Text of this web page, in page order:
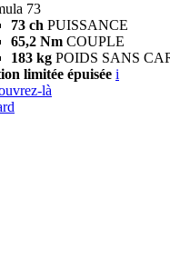
73
73 ch PUISSANCE
65,2 Nm COUPLE
183 kg POIDS SANS
limitée épuisée i
là